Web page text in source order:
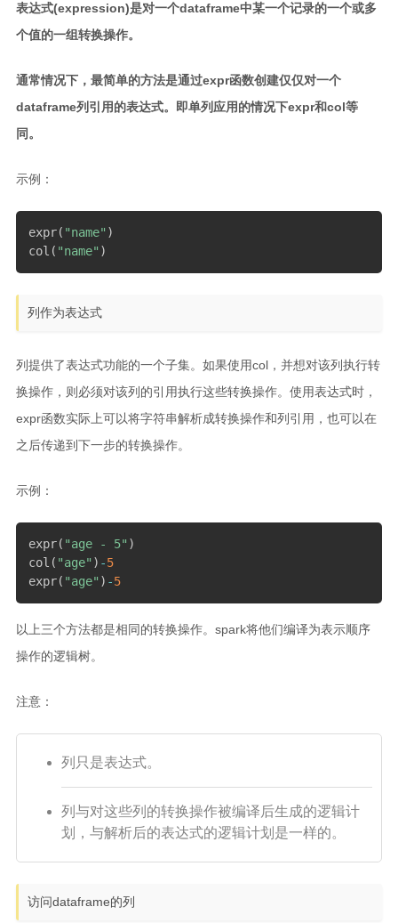
表达式(expression)是对一个dataframe中某一个记录的一个或多
个值的一组转换操作。
通常情况下，最简单的方法是通过expr函数创建仅仅对一个
dataframe列引用的表达式。即单列应用的情况下expr和col等
同。
示例：
expr( "name" )
col ( "name" )
列作为表达式
列提供了表达式功能的一个子集。如果使用col，并想对该列执行转
换操作，则必须对该列的引用执行这些转换操作。使用表达式时，
expr函数实际上可以将字符串解析成转换操作和列引用，也可以在
之后传递到下一步的转换操作。
示例：
expr( "age - 5" )
col ( "age" ) -5
expr( "age" ) -5
以上三个方法都是相同的转换操作。spark将他们编译为表示顺序
操作的逻辑树。
注意：
列只是表达式。
列与对这些列的转换操作被编译后生成的逻辑计
划，与解析后的表达式的逻辑计划是一样的。
访问dataframe的列